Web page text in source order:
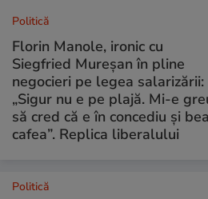
Politică
Florin Manole, ironic cu
Siegfried Mureșan în pline
negocieri pe legea salarizării:
„Sigur nu e pe plajă. Mi-e
să cred că e în concediu și
cafea”. Replica liberalului
Politică